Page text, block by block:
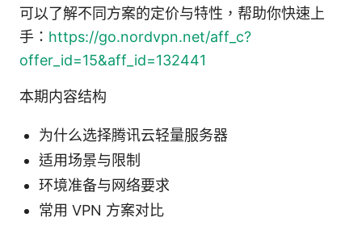
可以了解不同方案的定价与特性，帮助你快速上
手： https://go.nordvpn.net/aff_c?
offer_id=15&aff_id=132441
本期内容结构
为什么选择腾讯云轻量服务器
适用场景与限制
环境准备与网络要求
常用 VPN 方案对比